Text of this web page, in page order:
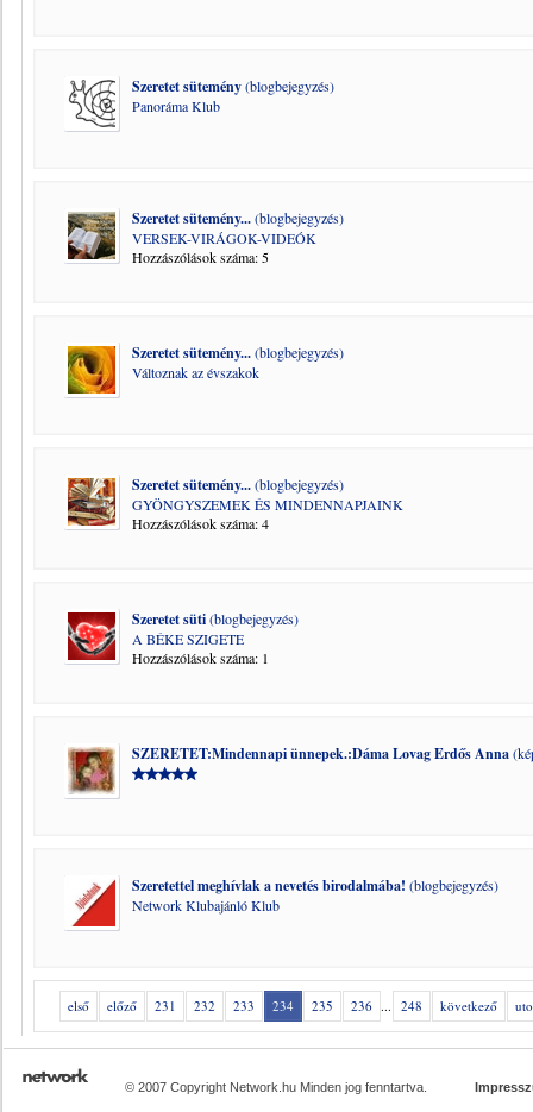
Szeretet sütemény(blogbejegyzés)
Panoráma Klub
Szeretet sütemény...(blogbejegyzés)
VERSEK-VIRÁGOK-VIDEÓK
Hozzászólások száma: 5
Szeretet sütemény...(blogbejegyzés)
Változnak az évszakok
Szeretet sütemény...(blogbejegyzés)
GYÖNGYSZEMEK ÉS MINDENNAPJAINK
Hozzászólások száma: 4
Szeretet süti(blogbejegyzés)
A BÉKE SZIGETE
Hozzászólások száma: 1
SZERETET:Mindennapi ünnepek.:Dáma Lovag Erdős Anna
Szeretettel meghívlak a nevetés birodalmába! (blogbejegyzés)
Network Klubajánló Klub
első előző 231 232 233 234 235 236 ... 248 következő
© 2007 Copyright Network.hu Minden jog fenntartva.